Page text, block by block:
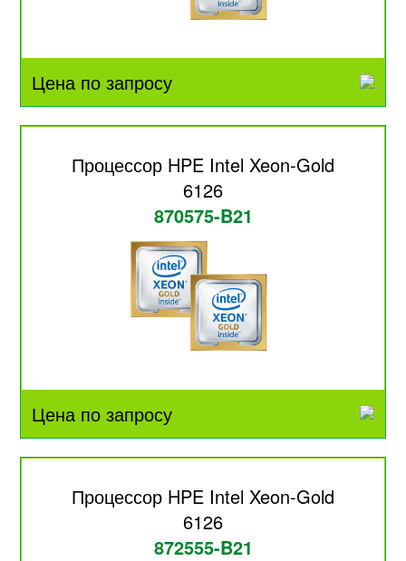
Цена по запросу
Процессор HPE Intel Xeon-Gold
6126
870575-B21
Цена по запросу
Процессор HPE Intel Xeon-Gold
6126
872555-B21